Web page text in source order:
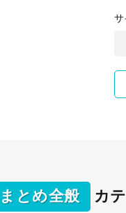
サ
まとめ全般 カ